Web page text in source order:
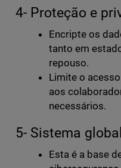
4- Proteção e
Encripte os
tanto em
repouso.
Limite o
aos
necessários.
5- Sistema
Esta é a base